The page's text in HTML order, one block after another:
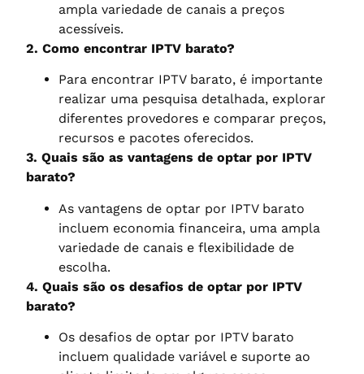
ampla variedade de canais a preços
acessíveis.
2. Como encontrar IPTV barato?
Para encontrar IPTV barato, é importante
realizar uma pesquisa detalhada, explorar
diferentes provedores e comparar preços,
recursos e pacotes oferecidos.
3. Quais são as vantagens de optar por IPTV
barato?
As vantagens de optar por IPTV barato
incluem economia financeira, uma ampla
variedade de canais e flexibilidade de
escolha.
4. Quais são os desafios de optar por IPTV
barato?
Os desafios de optar por IPTV barato
incluem qualidade variável e suporte ao